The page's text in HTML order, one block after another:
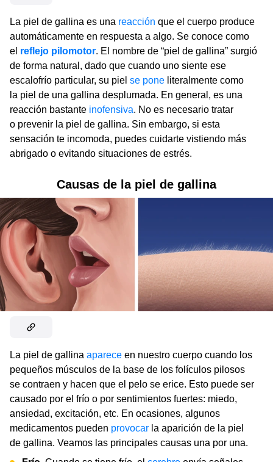
La piel de gallina es una reacción que el cuerpo produce
automáticamente en respuesta a algo. Se conoce como
el reflejo pilomotor. El nombre de “piel de gallina” surgió
de forma natural, dado que cuando uno siente ese
escalofrío particular, su piel se pone literalmente como
la piel de una gallina desplumada. En general, es una
reacción bastante inofensiva. No es necesario tratar
o prevenir la piel de gallina. Sin embargo, si esta
sensación te incomoda, puedes cuidarte vistiendo más
abrigado o evitando situaciones de estrés.
Causas de la piel de gallina
La piel de gallina aparece en nuestro cuerpo cuando los
pequeños músculos de la base de los folículos pilosos
se contraen y hacen que el pelo se erice. Esto puede ser
causado por el frío o por sentimientos fuertes: miedo,
ansiedad, excitación, etc. En ocasiones, algunos
medicamentos pueden provocar la aparición de la piel
de gallina. Veamos las principales causas una por una.